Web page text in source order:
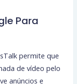
Para
permite que
de vídeo pelo
anúncios e